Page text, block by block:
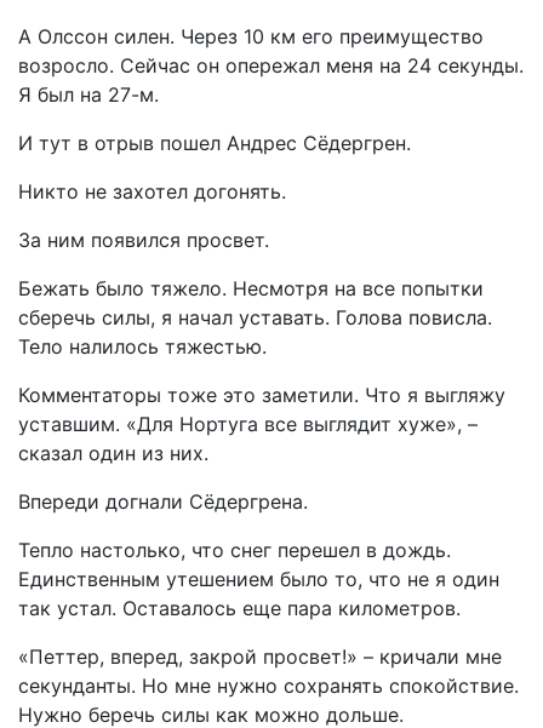
А Олссон силен. Через 10 км его преимущество
возросло. Сейчас он опережал меня на 24 секунды.
Я был на 27-м.
И тут в отрыв пошел Андрес Сёдергрен.
Никто не захотел догонять.
За ним появился просвет.
Бежать было тяжело. Несмотря на все попытки
сберечь силы, я начал уставать. Голова повисла.
Тело налилось тяжестью.
Комментаторы тоже это заметили. Что я выгляжу
уставшим. «Для Нортуга все выглядит хуже», –
сказал один из них.
Впереди догнали Сёдергрена.
Тепло настолько, что снег перешел в дождь.
Единственным утешением было то, что не я один
так устал. Оставалось еще пара километров.
«Петтер, вперед, закрой просвет!» – кричали мне
секунданты. Но мне нужно сохранять спокойствие.
Нужно беречь силы как можно дольше.